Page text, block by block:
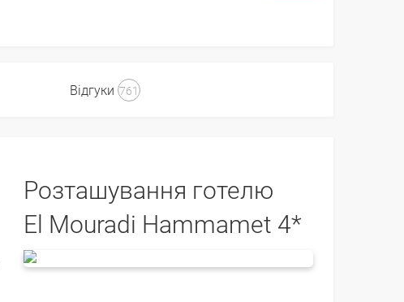
Відгуки 761
Розташування готелю
El Mouradi Hammamet 4*